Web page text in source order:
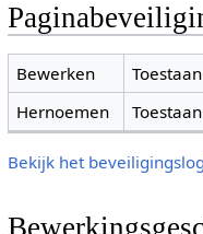
Bewerken
Hernoemen
Bekijk het